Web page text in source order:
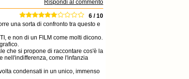
Rispondi al commento
6 / 10
una sorta di confronto tra questo e
e non di un FILM come molti dicono.
che si propone di raccontare cos'è la
nell'indifferenza, come l'infanzia
condensati in un unico, immenso